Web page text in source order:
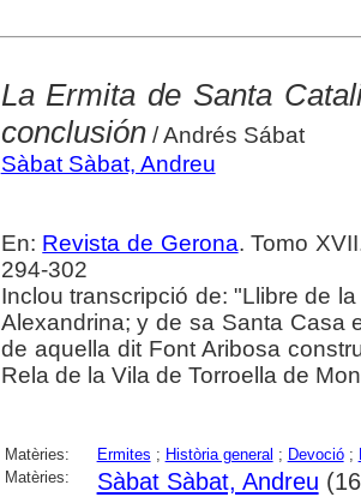
La Ermita de Santa
conclusión/ Andrés Sábat
Sàbat Sàbat, Andreu
En: Revista de Gerona. Tomo
294-302
Inclou transcripció de: "Llibre de
Alexandrina; y de sa Santa Casa
de aquella dit Font Aribosa
Rela de la Vila de Torroella de
Matèries: Ermites ; Història general ; Devoció;
Matèries:
Sàbat Sàbat, Andreu